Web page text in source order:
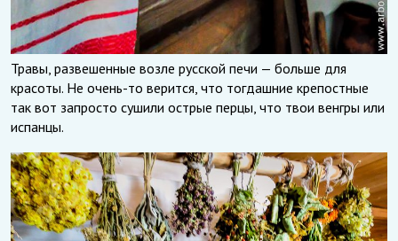
Травы, развешенные возле русской печи — больше для
красоты. Не очень-то верится, что тогдашние крепостные
так вот запросто сушили острые перцы, что твои венгры или
испанцы.